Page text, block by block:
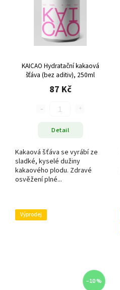
KAICAO Hydratační kakaová
šťáva (bez aditiv), 250ml
87 Kč
Detail
Kakaová šťáva se vyrábí ze
sladké, kyselé dužiny
kakaového plodu. Zdravé
osvěžení plné...
Výprodej
–10 %